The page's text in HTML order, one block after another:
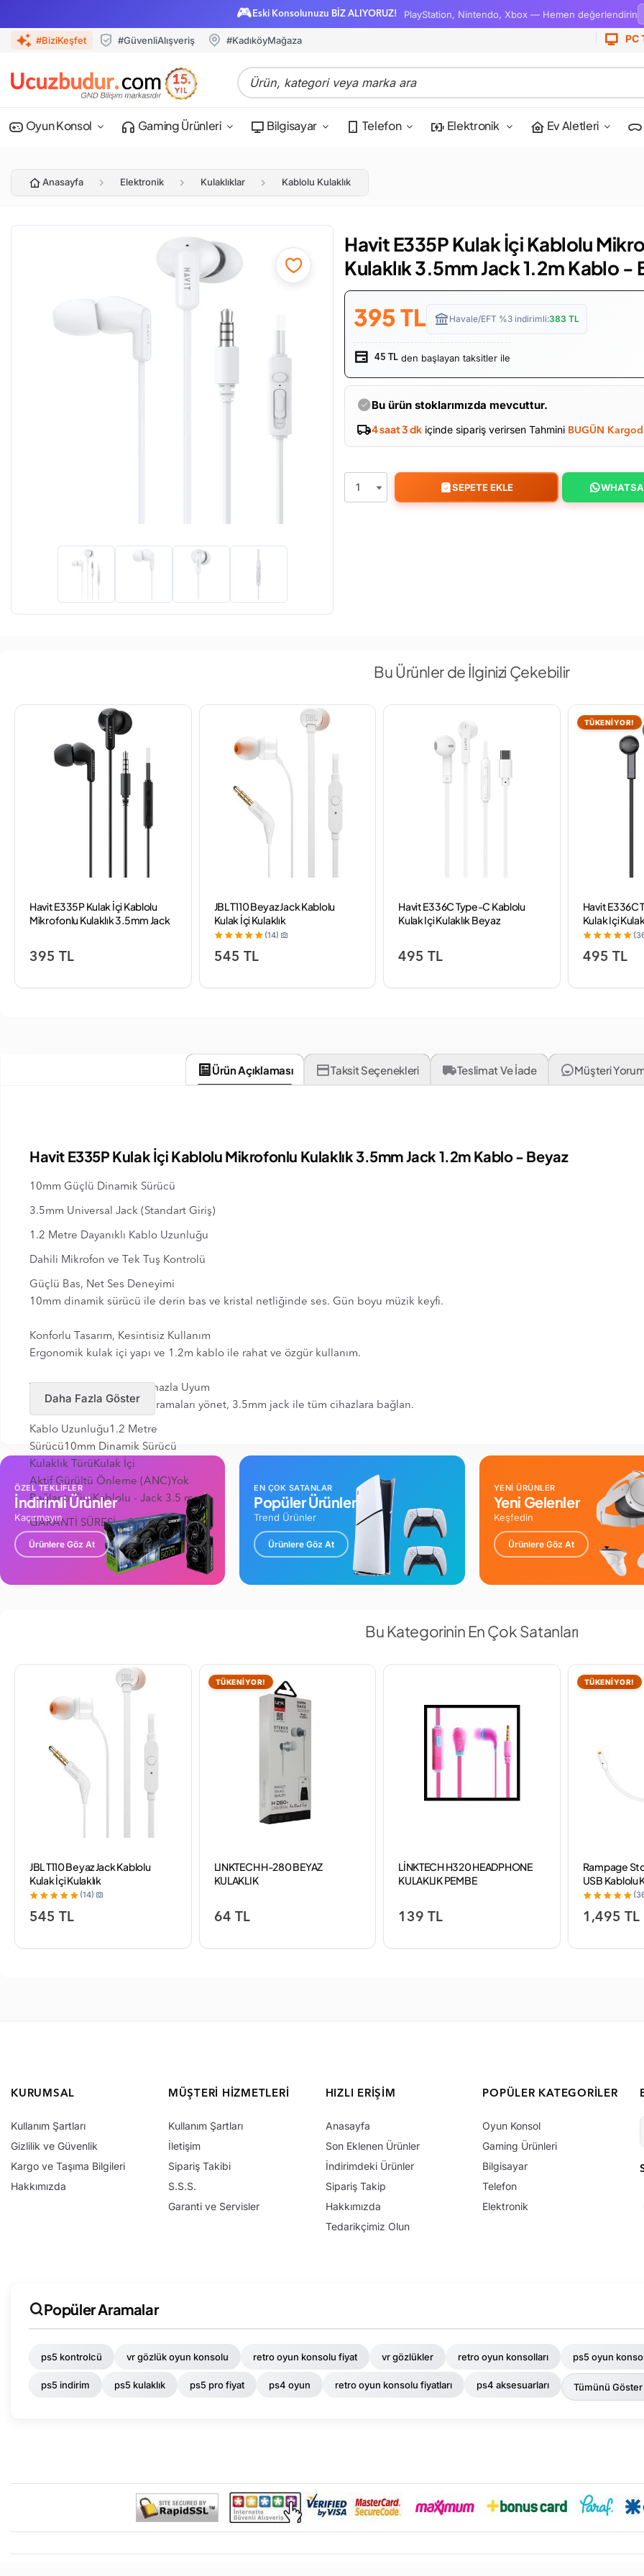
🎮 Eski Konsolunuzu BİZ ALIYORUZ! PlayStation, Nintendo, Xbox — Hemen değerlendirin
#BiziKeşfet #GüvenliAlışveriş #KadıköyMağaza PC
Oyun Konsol Gaming Ürünleri Bilgisayar Telefon Elektronik Ev Aletleri
Anasayfa Elektronik Kulaklıklar Kablolu Kulaklık
Havit E335P Kulak İçi Kablolu
Kulaklık 3.5mm Jack 1.2m Kablo -
395 TL Havale/EFT %3 indirimli:383 TL
45 TL den başlayan taksitler ile
Bu ürün stoklarımızda mevcuttur.
4 saat 3 dk içinde sipariş verirsen Tahmini BUGÜN
SEPETE EKLE
Bu Ürünler de İlginizi Çekebilir
Havit E335P Kulak İçi Kablolu
Mikrofonlu Kulaklık 3.5mm Jack
395 TL
JBL T110 Beyaz Jack Kablolu
Kulak İçi Kulaklık
(14)
545 TL
Havit E336C Type-C Kablolu
Kulak Içi Kulaklık Beyaz
495 TL
TÜKENİYOR!
Havit E336C
Kulak Içi
495 TL
Ürün Açıklaması Taksit Seçenekleri Teslimat Ve İade Müşteri
Havit E335P Kulak İçi Kablolu Mikrofonlu Kulaklık 3.5mm Jack 1.2m Kablo - Beyaz
10mm Güçlü Dinamik Sürücü
3.5mm Universal Jack (Standart Giriş)
1.2 Metre Dayanıklı Kablo Uzunluğu
Dahili Mikrofon ve Tek Tuş Kontrolü
Güçlü Bas, Net Ses Deneyimi
10mm dinamik sürücü ile derin bas ve kristal netliğinde ses. Gün boyu müzik keyfi.
Konforlu Tasarım, Kesintisiz Kullanım
Ergonomik kulak içi yapı ve 1.2m kablo ile rahat ve özgür kullanım.
Tek Tuşla Kontrol, Her Cihazla Uyum
Mikrofonlu kumanda ile aramaları yönet, 3.5mm jack ile tüm cihazlara bağlan.
Kablo Uzunluğu1.2 Metre
Sürücü10mm Dinamik Sürücü
Kulaklık TürüKulak İçi
Aktif Gürültü Önleme (ANC)Yok
Bağlantı TipiKablolu - Jack 3.5 mm
GARANTİ SÜRESİ : 24 AY
Daha Fazla Göster
ÖZEL TEKLİFLER
İndirimli Ürünler
Kaçırmayın
Ürünlere Göz At
EN ÇOK SATANLAR
Popüler Ürünler
Trend Ürünler
Ürünlere Göz At
YENİ ÜRÜNLER
Yeni Gelenler
Keşfedin
Ürünlere Göz At
Bu Kategorinin En Çok Satanları
JBL T110 Beyaz Jack Kablolu
Kulak İçi Kulaklık
(14)
545 TL
TÜKENİYOR!
LINKTECH H-280 BEYAZ
KULAKLIK
64 TL
LİNKTECH H320 HEADPHONE
KULAKLIK PEMBE
139 TL
TÜKENİYOR!
Rampage
USB Kablolu
Kulaklığı
1,495 TL
KURUMSAL
Kullanım Şartları
Gizlilik ve Güvenlik
Kargo ve Taşıma Bilgileri
Hakkımızda
MÜŞTERI HIZMETLERI
Kullanım Şartları
İletişim
Sipariş Takibi
S.S.S.
Garanti ve Servisler
HIZLI ERIŞIM
Anasayfa
Son Eklenen Ürünler
İndirimdeki Ürünler
Sipariş Takip
Hakkımızda
Tedarikçimiz Olun
POPÜLER KATEGORILER
Oyun Konsol
Gaming Ürünleri
Bilgisayar
Telefon
Elektronik
Popüler Aramalar
ps5 kontrolcü vr gözlük oyun konsolu retro oyun konsolu fiyat vr gözlükler retro oyun konsolları ps5 oyun
ps5 indirim ps5 kulaklık ps5 pro fiyat ps4 oyun retro oyun konsolu fiyatları ps4 aksesuarları Tümünü Göster